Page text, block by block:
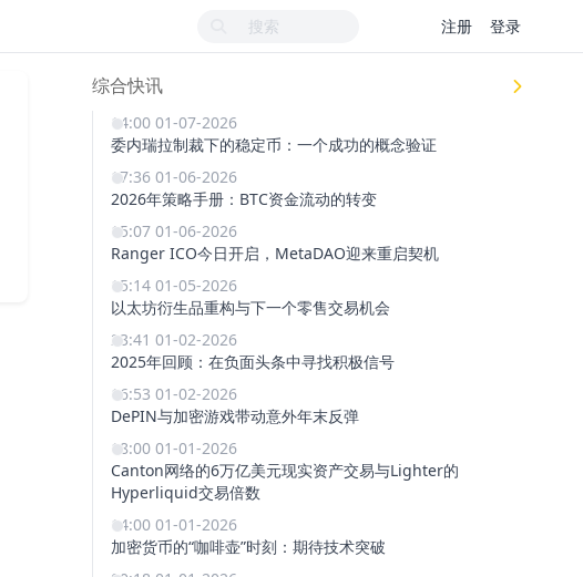
注册 登录
综合快讯
14:00 01-07-2026
委内瑞拉制裁下的稳定币：一个成功的概念验证
17:36 01-06-2026
2026年策略手册：BTC资金流动的转变
15:07 01-06-2026
Ranger ICO今日开启，MetaDAO迎来重启契机
15:14 01-05-2026
以太坊衍生品重构与下一个零售交易机会
23:41 01-02-2026
2025年回顾：在负面头条中寻找积极信号
16:53 01-02-2026
DePIN与加密游戏带动意外年末反弹
18:00 01-01-2026
Canton网络的6万亿美元现实资产交易与Lighter的
Hyperliquid交易倍数
14:00 01-01-2026
加密货币的“咖啡壶”时刻：期待技术突破